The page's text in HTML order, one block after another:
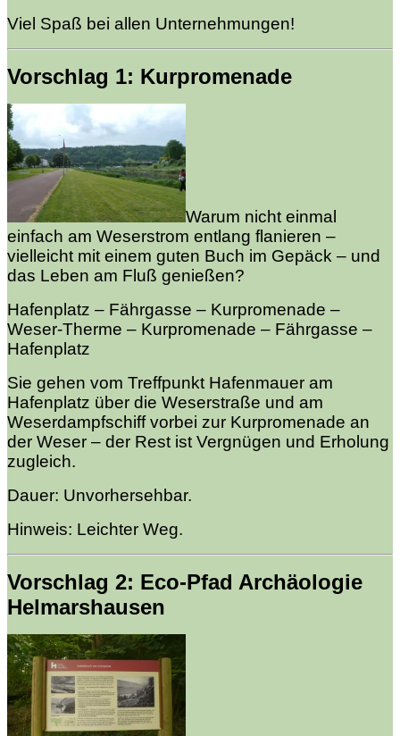
Viel Spaß bei allen Unternehmungen!
Vorschlag 1: Kurpromenade
Warum nicht einmal
einfach am Weserstrom entlang flanieren –
vielleicht mit einem guten Buch im Gepäck – und
das Leben am Fluß genießen?
Hafenplatz – Fährgasse – Kurpromenade –
Weser-Therme – Kurpromenade – Fährgasse –
Hafenplatz
Sie gehen vom Treffpunkt Hafenmauer am
Hafenplatz über die Weserstraße und am
Weserdampfschiff vorbei zur Kurpromenade an
der Weser – der Rest ist Vergnügen und Erholung
zugleich.
Dauer: Unvorhersehbar.
Hinweis: Leichter Weg.
Vorschlag 2: Eco-Pfad Archäologie
Helmarshausen